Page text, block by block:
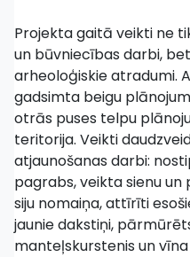
Projekta gaitā veikti ne
un būvniecības darbi,
arheoloģiskie atradumi.
gadsimta beigu
otrās puses telpu
teritorija. Veikti
atjaunošanas darbi:
pagrabs, veikta sienu
siju nomaiņa, attīrīti
jaunie dakstiņi,
manteļskurstenis un